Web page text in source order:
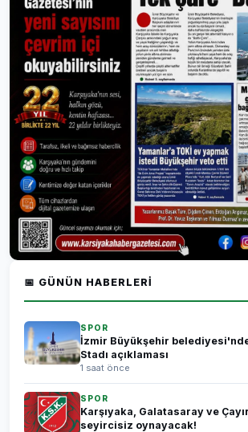
📅 GÜNÜN HABERLERI
SPOR
İzmir Büyükşehir
Stadı açıklaması
1 saat önce
SPOR
Karşıyaka, Galatasaray ve
seyircisiz oynayacak!